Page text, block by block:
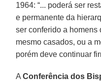
1964: “... poderá ser
e permanente da
ser conferido a homens
mesmo casados, ou a
porém deve continuar
AConferência dos